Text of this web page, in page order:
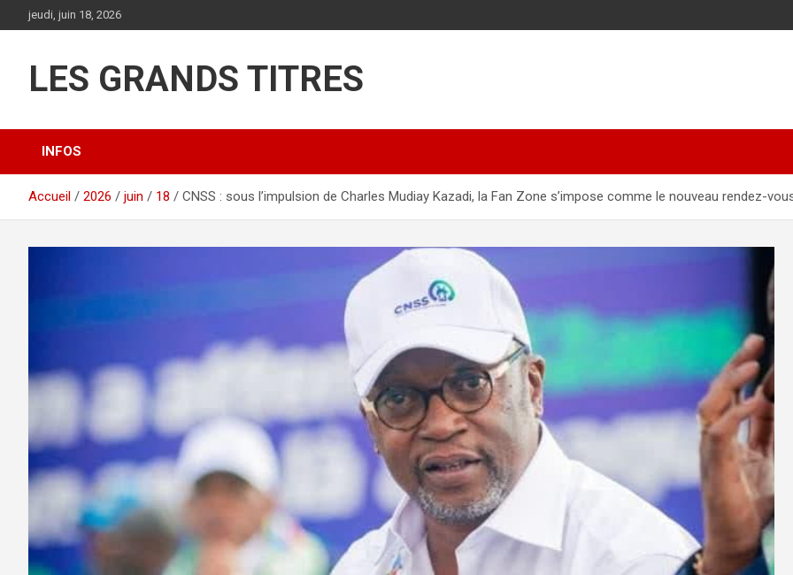
au
jeudi, juin 18, 2026
LES GRANDS TITRES
INFOS
Accueil 2026 juin 18 CNSS : sous l’impulsion de Charles Mudiay Kazadi, la Fan Zone s’impose comme le nouveau rendez-